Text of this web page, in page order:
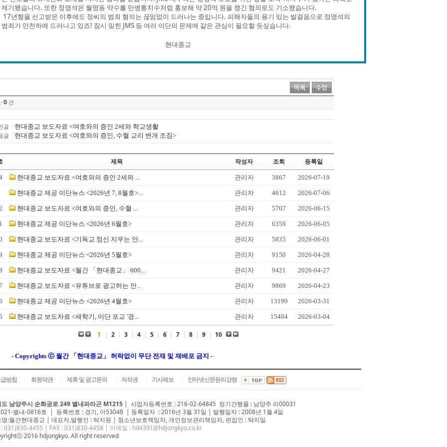
제기됐습니다. 또한 정명석은 월명동 약수를 만병통치수처럼 홍보해 약 20억 원을 챙긴 혐의로도 기소됐습니다.
17년형을 선고받은 이후에도 정씨의 범죄 혐의는 끊임없이 드러나는 중입니다. 피해자들의 용기 있는 발걸음으로 정명석의
범죄가 만천하에 드러나고 있죠! 잠시 잊힌 JMS 등 여러 이단의 문제에 같은 관심이 필요할 듯싶습니다.
현대종교
0 건
글 현대종교 보도자료 <여호와의 증인 2세와 학교생활
글 현대종교 보도자료 <여호와의 증인, 수혈 교리 변개 조짐>
제목 작성자 조회 등록일
현대종교 보도자료 <여호와의 증인 2세와 ... 관리자 3867 2026-07-19
현대종교 제공 이단뉴스 <2026년 7, 8월호>... 관리자 4612 2026-07-06
현대종교 보도자료 <여호와의 증인, 수혈 ... 관리자 5707 2026-06-15
현대종교 제공 이단뉴스 <2026년 6월호> 관리자 6359 2026-06-05
현대종교 보도자료 <기독교 정신 지우는 안... 관리자 5835 2026-06-01
현대종교 제공 이단뉴스 <2026년 5월호> 관리자 9150 2026-04-28
현대종교 보도자료 <월간 「현대종교」 600... 관리자 9421 2026-04-27
현대종교 보도자료 <유튜브로 광고하는 안... 관리자 9869 2026-04-23
현대종교 제공 이단뉴스 <2026년 4월호> 관리자 13199 2026-03-31
현대종교 보도자료 <새학기, 이단 포교 '경... 관리자 15484 2026-03-04
1 | 2 | 3 | 4 | 5 | 6 | 7 | 8 | 9 | 10
- Copyrights ⓒ 월간 「현대종교」 허락없이 무단 전재 및 재배포 금지 -
방침 회원약관 제휴 및 광고문의 저작권 기사제보 인터넷신문윤리강령
도 남양주시 순화궁로 249 별내파라곤 M1215 | 사업자등록번호 : 216-02-64845 정기간행물 : 남양주 라00031
별내-0816호 | 등록번호 : 경기, 아53048 | 등록일자 : 2016년 3월 31일 | 발행일자 : 2008년 1월 4일
명:월간현대종교 | 대표자,발행인 : 탁지원 | 청소년보호책임자, 개인정보관리책임자, 편집인 : 탁지일
031)830-4455 | FAX : 031)830-4458 | 이메일 : hd4391@hdjongkyo.co.kr
2016 hdjongkyo. All right reserved